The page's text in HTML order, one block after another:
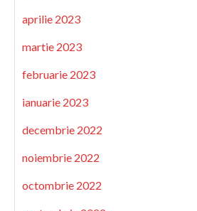
aprilie 2023
martie 2023
februarie 2023
ianuarie 2023
decembrie 2022
noiembrie 2022
octombrie 2022